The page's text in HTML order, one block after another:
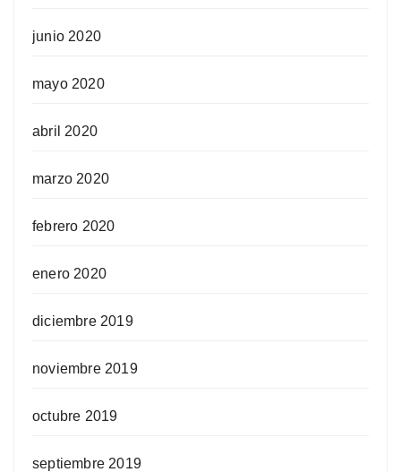
junio 2020
mayo 2020
abril 2020
marzo 2020
febrero 2020
enero 2020
diciembre 2019
noviembre 2019
octubre 2019
septiembre 2019